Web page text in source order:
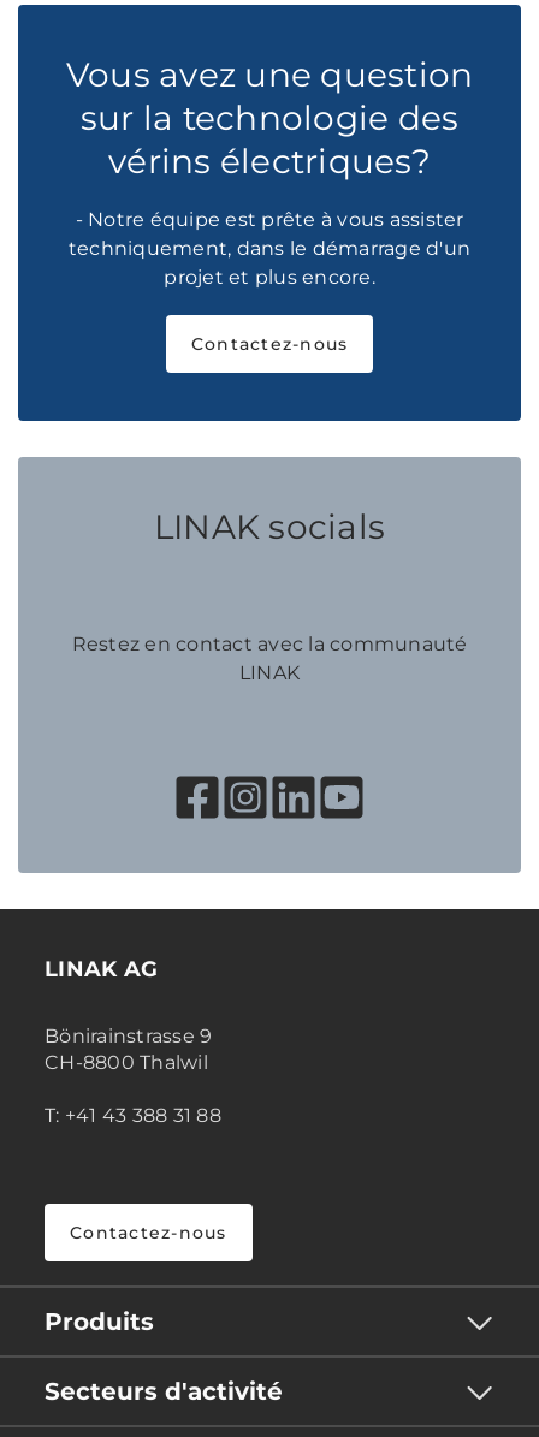
Vous avez une question
sur la technologie des
vérins électriques?
- Notre équipe est prête à vous assister
techniquement, dans le démarrage d'un
projet et plus encore.
Contactez-nous
LINAK socials
Restez en contact avec la communauté
LINAK
LINAK AG
Bönirainstrasse 9
CH-8800 Thalwil
T: +41 43 388 31 88
Contactez-nous
Produits
Secteurs d'activité